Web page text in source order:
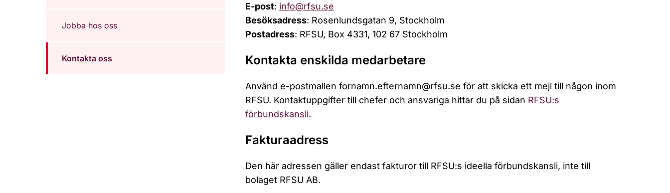
Jobba hos oss
Kontakta oss
E-post: info@rfsu.se
Besöksadress: Rosenlundsgatan 9, Stockholm
Postadress: RFSU, Box 4331, 102 67 Stockholm
Kontakta enskilda medarbetare
Använd e-postmallen fornamn.efternamn@rfsu.se för att skicka ett mejl till någon inom
RFSU. Kontaktuppgifter till chefer och ansvariga hittar du på sidan RFSU:s
förbundskansli.
Fakturaadress
Den här adressen gäller endast fakturor till RFSU:s ideella förbundskansli, inte till
bolaget RFSU AB.